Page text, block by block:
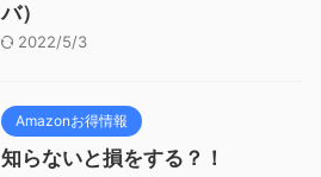
バ）
2022/5/3
Amazonお得情報
知らないと損をする？！